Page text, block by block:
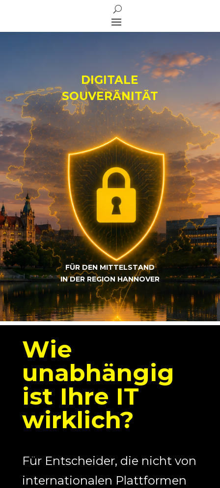
DIGITALE
SOUVERÄNITÄT
FÜR DEN MITTELSTAND
IN DER REGION HANNOVER
Wie
unabhängig
ist Ihre IT
wirklich?
Für Entscheider, die nicht von
internationalen Plattformen